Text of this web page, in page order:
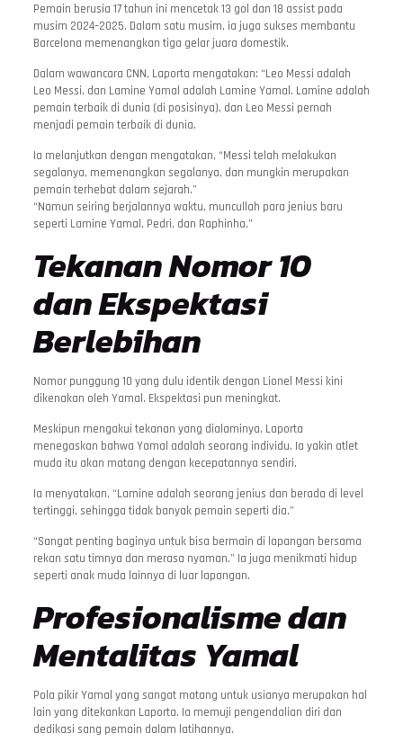
Pemain berusia 17 tahun ini mencetak 13 gol dan 18 assist pada
musim 2024–2025. Dalam satu musim, ia juga sukses membantu
Barcelona memenangkan tiga gelar juara domestik.
Dalam wawancara CNN, Laporta mengatakan: “Leo Messi adalah
Leo Messi, dan Lamine Yamal adalah Lamine Yamal. Lamine adalah
pemain terbaik di dunia (di posisinya), dan Leo Messi pernah
menjadi pemain terbaik di dunia.
Ia melanjutkan dengan mengatakan, “Messi telah melakukan
segalanya, memenangkan segalanya, dan mungkin merupakan
pemain terhebat dalam sejarah.”
“Namun seiring berjalannya waktu, muncullah para jenius baru
seperti Lamine Yamal, Pedri, dan Raphinha.”
Tekanan Nomor 10
dan Ekspektasi
Berlebihan
Nomor punggung 10 yang dulu identik dengan Lionel Messi kini
dikenakan oleh Yamal. Ekspektasi pun meningkat.
Meskipun mengakui tekanan yang dialaminya, Laporta
menegaskan bahwa Yamal adalah seorang individu. Ia yakin atlet
muda itu akan matang dengan kecepatannya sendiri.
Ia menyatakan, “Lamine adalah seorang jenius dan berada di level
tertinggi, sehingga tidak banyak pemain seperti dia.”
“Sangat penting baginya untuk bisa bermain di lapangan bersama
rekan satu timnya dan merasa nyaman.” Ia juga menikmati hidup
seperti anak muda lainnya di luar lapangan.
Profesionalisme dan
Mentalitas Yamal
Pola pikir Yamal yang sangat matang untuk usianya merupakan hal
lain yang ditekankan Laporta. Ia memuji pengendalian diri dan
dedikasi sang pemain dalam latihannya.